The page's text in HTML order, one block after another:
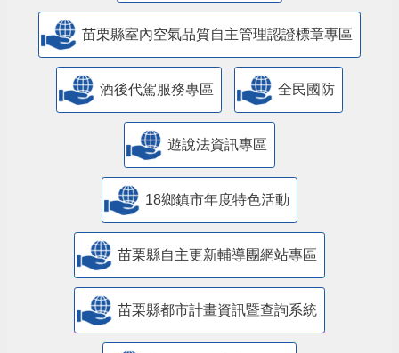
苗栗縣室內空氣品質自主管理認證標章專區
酒後代駕服務專區 全民國防
遊說法資訊專區
18鄉鎮市年度特色活動
苗栗縣自主更新輔導團網站專區
苗栗縣都市計畫資訊暨查詢系統